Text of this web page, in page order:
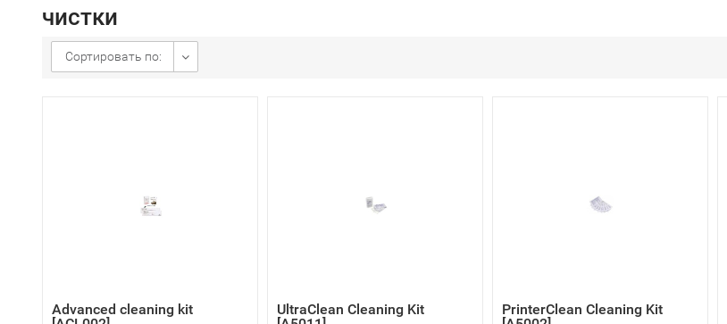
чистки
Сортировать по:
Advanced cleaning kit
UltraClean Cleaning Kit
PrinterClean Cleaning Kit